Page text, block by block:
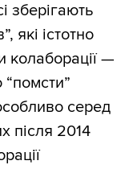
зберігають
які істотно
колаборації —
“помсти”
серед
після 2014